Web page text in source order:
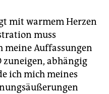
mit warmem Herzen
muss
meine Auffassungen
zuneigen, abhängig
ich mich meines